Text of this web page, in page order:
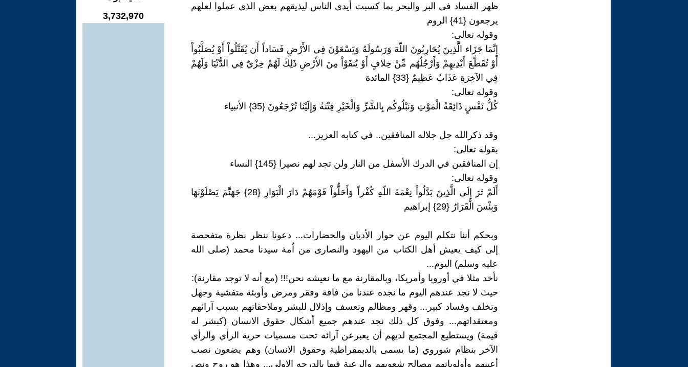
ظهر الفساد فى البر والبحر بما كسبت أيدى الناس ليذيقهم بعض الذى عملوا لعلهم
يرجعون {41} الروم
وقوله تعالى:
إِنَّمَا جَزَاء الَّذِينَ يُحَارِبُونَ اللّهَ وَرَسُولَهُ وَيَسْعَوْنَ فِي الأَرْضِ فَسَاداً أَن يُقَتَّلُواْ أَوْ يُصَلَّبُواْ
أَوْ تُقَطَّعَ أَيْدِيهِمْ وَأَرْجُلُهُم مِّنْ خِلافٍ أَوْ يُنفَوْاْ مِنَ الأَرْضِ ذَلِكَ لَهُمْ خِزْيٌ فِي الدُّنْيَا وَلَهُمْ
فِي الآخِرَةِ عَذَابٌ عَظِيمٌ {33} المائدة
وقوله تعالى:
كُلُّ نَفْسٍ ذَائِقَةُ الْمَوْتِ وَنَبْلُوكُم بِالشَّرِّ وَالْخَيْرِ فِتْنَةً وَإِلَيْنَا تُرْجَعُونَ {35} الأنبياء
وقد ذكرالله جل جلاله المنافقين.. في كتابه العزيز...
بقوله تعالى:
إن المنافقين في الدرك الأسفل من النار ولن تجد لهم نصيرا {145} النساء
وقوله تعالى:
أَلَمْ تَرَ إِلَى الَّذِينَ بَدَّلُواْ نِعْمَةَ اللّهِ كُفْراً وَأَحَلُّواْ قَوْمَهُمْ دَارَ الْبَوَارِ {28} جَهَنَّمَ يَصْلَوْنَهَا
وَبِئْسَ الْقَرَارُ {29} إبراهيم
وبحكم أننا نتكلم اليوم عن حوار الأديان والحضارات... دعونا ننظر نظرة متفحصة
إلى كيف يعيش أهل الكتاب من اليهود والنصارى من اُمة سيدنا محمد (صلى الله
عليه وسلم) اليوم...
نأخد مثلا في أوروبا وأمريكا، وبالمقارنة مع ما نعيشه نحن!!! (مع أنه لا توجد مقارنة):
حيث لا نجد عندهم اليوم ما نجده عندنا من فاقة وفقر ومرض وأوبئة متفشية وجهل
وتخلف وفساد كبير... وقهر ومظالم وتعسف وإذلال للبشر وملاحقاتهم بسبب آرائهم
ومعتقداتهم... وفوق كل ذلك نجد عندهم جميع أشكال حقوق الانسان (كبشر له
قيمة) ويستطيع المجتمع لديهم أن يعبرعن آرائه تحت مسميات حرية الرأي والرأي
الآخر بنظام شوروي (ما يسمى بالديمقراطية وحقوق الانسان) وهم يضعون نصب
أعينهم وأولوياتهم مصالح شعوبهم والرعية فيها بالدرجه الاولى... وهذا هو روح ونص
3,732,970